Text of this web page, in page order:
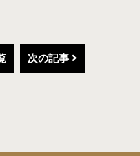
次の記事